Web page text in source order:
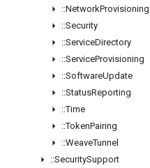
::NetworkProvisioning
::Security
::ServiceDirectory
::ServiceProvisioning
::SoftwareUpdate
::StatusReporting
::Time
::TokenPairing
::WeaveTunnel
::SecuritySupport